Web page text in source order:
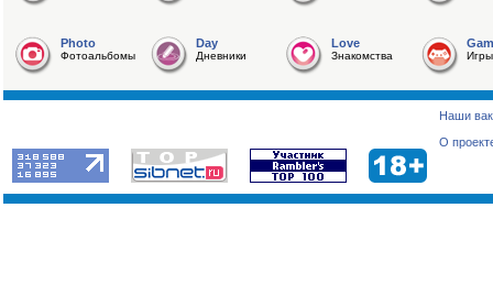
Photo
Фотоальбомы
Day
Дневники
Love
Знакомства Игры
Наши
О